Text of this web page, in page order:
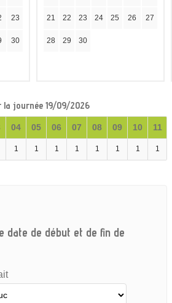
23
30
21 22 23 24 25 26 27
28 29 30
journée 19/09/2026
04 05 06 07 08 09 10 11
1 1 1 1 1 1 1 1
date de début et de fin de